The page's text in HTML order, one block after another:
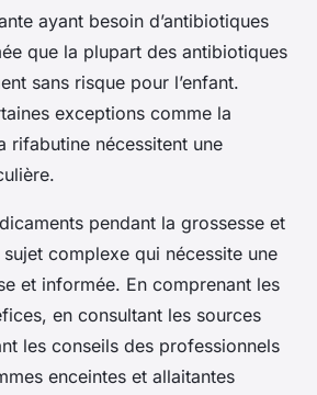
ayant besoin d’antibiotiques
que la plupart des antibiotiques
sans risque pour l’enfant.
exceptions comme la
rifabutine nécessitent une
pendant la grossesse et
sujet complexe qui nécessite une
et informée. En comprenant les
en consultant les sources
les conseils des professionnels
enceintes et allaitantes